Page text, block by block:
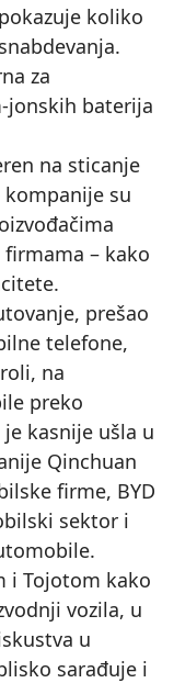
koliko
za
jonskih baterija
na sticanje
su
– kako
prešao
telefone,
na
preko
kasnije ušla u
Qinchuan
firme, BYD
sektor i
i Tojotom kako
vozila, u
u
sarađuje i